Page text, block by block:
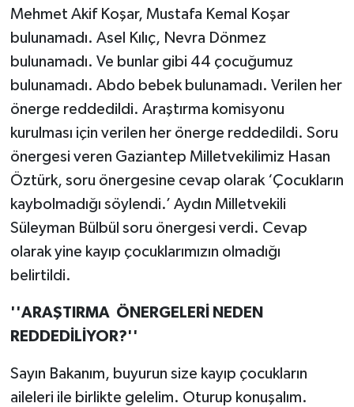
Mehmet Akif Koşar, Mustafa Kemal Koşar
bulunamadı. Asel Kılıç, Nevra Dönmez
bulunamadı. Ve bunlar gibi 44 çocuğumuz
bulunamadı. Abdo bebek bulunamadı. Verilen her
önerge reddedildi. Araştırma komisyonu
kurulması için verilen her önerge reddedildi. Soru
önergesi veren Gaziantep Milletvekilimiz Hasan
Öztürk, soru önergesine cevap olarak ‘Çocukların
kaybolmadığı söylendi.’ Aydın Milletvekili
Süleyman Bülbül soru önergesi verdi. Cevap
olarak yine kayıp çocuklarımızın olmadığı
belirtildi.
''ARAŞTIRMA ÖNERGELERİ NEDEN
REDDEDİLİYOR?''
Sayın Bakanım, buyurun size kayıp çocukların
aileleri ile birlikte gelelim. Oturup konuşalım.